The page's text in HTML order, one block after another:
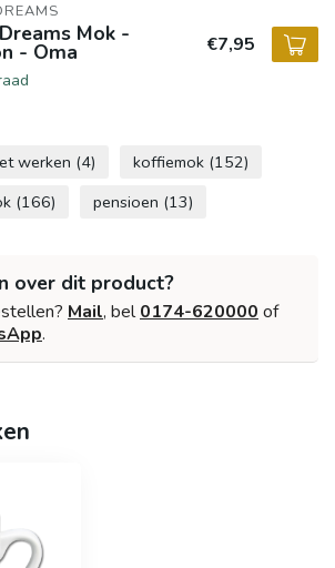
Mok -
- Oma €7,95
werken (4) koffiemok (152)
(166) pensioen (13)
over dit product?
Mail, bel0174-620000 of
.